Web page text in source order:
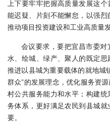
上下要牢牢把握高质量发展这
能迟疑、片刻不能懈怠，以强
推动项目投资建设和工业高质量发
会议要求，要把宜昌市委
水、绘城、绿产、聚人的既定
推进以县城为重要载体的就地城
群众”的发展理念，优化服务资
村公共服务能力和水平；构建
务体系，更好满足农民到县城
要。